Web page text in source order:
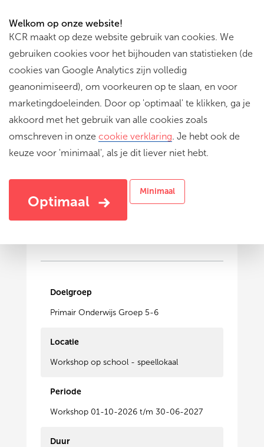
Welkom op onze website!
KCR maakt op deze website gebruik van cookies. We
gebruiken cookies voor het bijhouden van statistieken (de
cookies van Google Analytics zijn volledig
geanonimiseerd), om voorkeuren op te slaan, en voor
marketingdoeleinden. Door op 'optimaal' te klikken, ga je
akkoord met het gebruik van alle cookies zoals
omschreven in onze cookie verklaring. Je hebt ook de
keuze voor 'minimaal', als je dit liever niet hebt.
Optimaal
Minimaal
ROBOT-GOT-TALENT: robotica,
Maak je eigen robot performance!
Doelgroep
Primair Onderwijs Groep 5-6
Locatie
Workshop op school - speellokaal
Periode
Workshop 01-10-2026 t/m 30-06-2027
Duur